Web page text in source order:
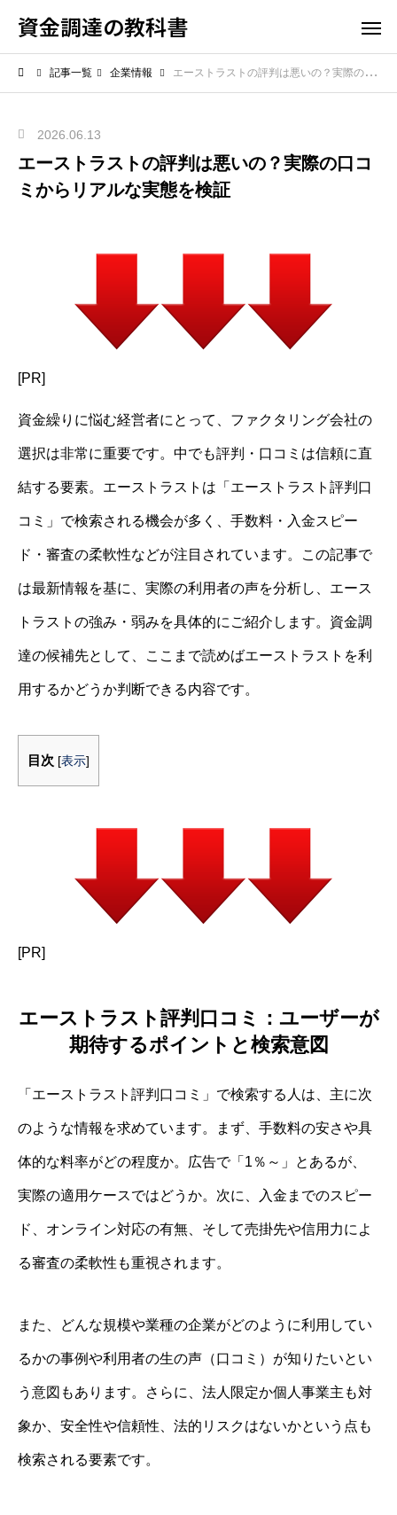
資金調達の教科書
記事一覧 企業情報 エーストラストの評判は悪いの？実際の口コミからリアルな実態を検証
2026.06.13
エーストラストの評判は悪いの？実際の口コ
ミからリアルな実態を検証
[PR]
資金繰りに悩む経営者にとって、ファクタリング会社の
選択は非常に重要です。中でも評判・口コミは信頼に直
結する要素。エーストラストは「エーストラスト評判口
コミ」で検索される機会が多く、手数料・入金スピー
ド・審査の柔軟性などが注目されています。この記事で
は最新情報を基に、実際の利用者の声を分析し、エース
トラストの強み・弱みを具体的にご紹介します。資金調
達の候補先として、ここまで読めばエーストラストを利
用するかどうか判断できる内容です。
目次 [表示]
[PR]
エーストラスト評判口コミ：ユーザーが
期待するポイントと検索意図
「エーストラスト評判口コミ」で検索する人は、主に次
のような情報を求めています。まず、手数料の安さや具
体的な料率がどの程度か。広告で「1％～」とあるが、
実際の適用ケースではどうか。次に、入金までのスピー
ド、オンライン対応の有無、そして売掛先や信用力によ
る審査の柔軟性も重視されます。
また、どんな規模や業種の企業がどのように利用してい
るかの事例や利用者の生の声（口コミ）が知りたいとい
う意図もあります。さらに、法人限定か個人事業主も対
象か、安全性や信頼性、法的リスクはないかという点も
検索される要素です。